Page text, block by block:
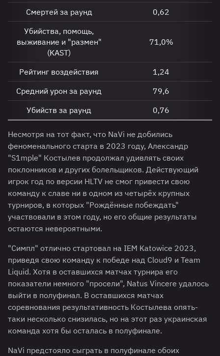
Смертей за раунд
0,62
Убийства, помощь,
выживание и "размен"
(KAST)
71,0%
Рейтинг воздействия
1,24
Средний урон за раунд
79,6
Убийств за раунд
0,76
Несмотря на тот факт, что NaVi не добились
феноменального старта в 2023 году, Александр
"S1mple" Костылев продолжал удивлять своих
поклонников и других болельщиков. Действующий
игрок год по версии HLTV не смог привести свою
команду к славе ни в одном из четырёх крупных
турниров, в которых "Рождённые побеждать"
участвовали в этом году, но его общие результаты
остаются невероятными.
"Симпл" отлично стартовал на IEM Katowice 2023,
приведя свою команду к победе над Cloud9 и Team
Liquid. Хотя в оставшихся матчах турнира его
показатели немного "просели", Natus Vincere удалось
выйти в полуфинал. В оставшихся матчах
соревнования результативность Костылева опять-
таки несколько снизилась, но на этот раз украинская
команда хотя бы осталась в полуфинале.
NaVi предстояло сыграть в полуфинале обоих